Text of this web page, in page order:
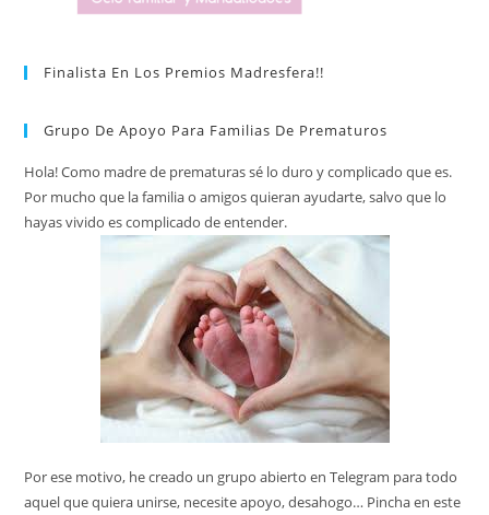
Finalista En Los Premios Madresfera!!
Grupo De Apoyo Para Familias De Prematuros
Hola! Como madre de prematuras sé lo duro y complicado que es.
Por mucho que la familia o amigos quieran ayudarte, salvo que lo
hayas vivido es complicado de entender.
Por ese motivo, he creado un grupo abierto en Telegram para todo
aquel que quiera unirse, necesite apoyo, desahogo… Pincha en este